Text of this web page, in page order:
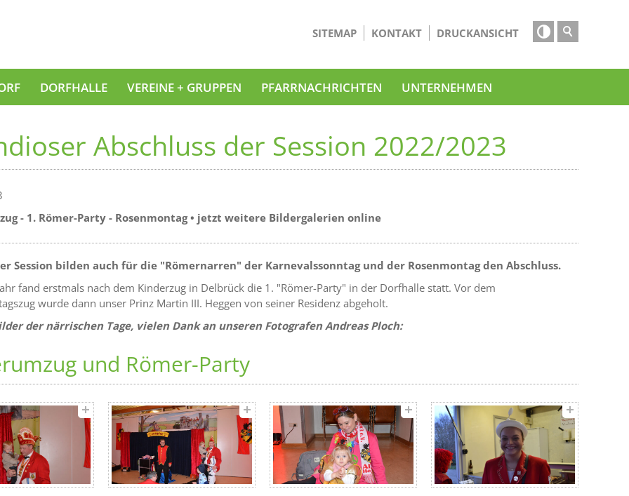

SITEMAP KONTAKT DRUCKANSICHT
DORFHALLE VEREINE + GRUPPEN PFARRNACHRICHTEN UNTERNEHMEN
Abschluss der Session 2022/2023
- 1. Römer-Party - Rosenmontag • jetzt weitere Bildergalerien online
Session bilden auch für die "Römernarren" der Karnevalssonntag und der Rosenmontag den Abschluss.
fand erstmals nach dem Kinderzug in Delbrück die 1. "Römer-Party" in der Dorfhalle statt. Vor dem
wurde dann unser Prinz Martin III. Heggen von seiner Residenz abgeholt.
der närrischen Tage, vielen Dank an unseren Fotografen Andreas Ploch:
und Römer-Party